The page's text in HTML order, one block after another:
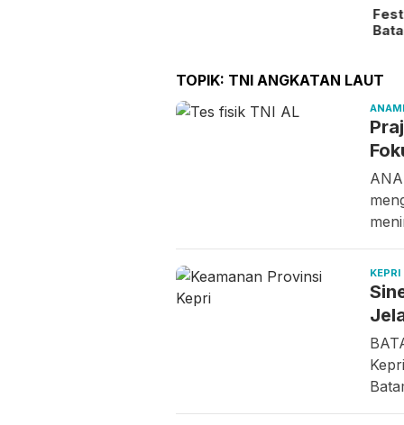
TOPIK: TNI ANGKATAN LAUT
KEPRI